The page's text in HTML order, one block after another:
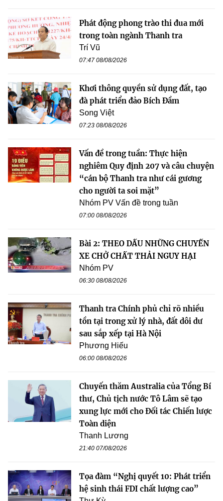
Phát động phong trào thi đua mới
trong toàn ngành Thanh tra
Trí Vũ
07:47 08/08/2026
Khơi thông quyền sử dụng đất, tạo
đà phát triển đảo Bích Đầm
Song Việt
07:23 08/08/2026
Vấn đề trong tuần: Thực hiện
nghiêm Quy định 207 và câu chuyện
“cán bộ Thanh tra như cái gương
cho người ta soi mặt”
Nhóm PV Vấn đề trong tuần
07:00 08/08/2026
Bài 2: THEO DẤU NHỮNG CHUYẾN
XE CHỞ CHẤT THẢI NGUY HẠI
Nhóm PV
06:30 08/08/2026
Thanh tra Chính phủ chỉ rõ nhiều
tồn tại trong xử lý nhà, đất dôi dư
sau sắp xếp tại Hà Nội
Phương Hiếu
06:00 08/08/2026
Chuyến thăm Australia của Tổng Bí
thư, Chủ tịch nước Tô Lâm sẽ tạo
xung lực mới cho Đối tác Chiến lược
Toàn diện
Thanh Lương
21:40 07/08/2026
Tọa đàm “Nghị quyết 10: Phát triển
hệ sinh thái FDI chất lượng cao”